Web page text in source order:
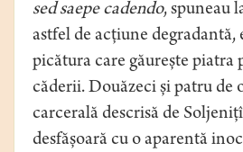
sed saepe cadendo, spuneau
astfel de acțiune degradantă,
picătura care găurește piatra
căderii. Douăzeci și patru de
carcerală descrisă de
desfășoară cu o aparentă